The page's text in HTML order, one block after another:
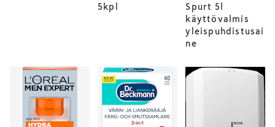
5kpl
Spurt 5l
käyttövalmis
yleispuhdistusai
ne